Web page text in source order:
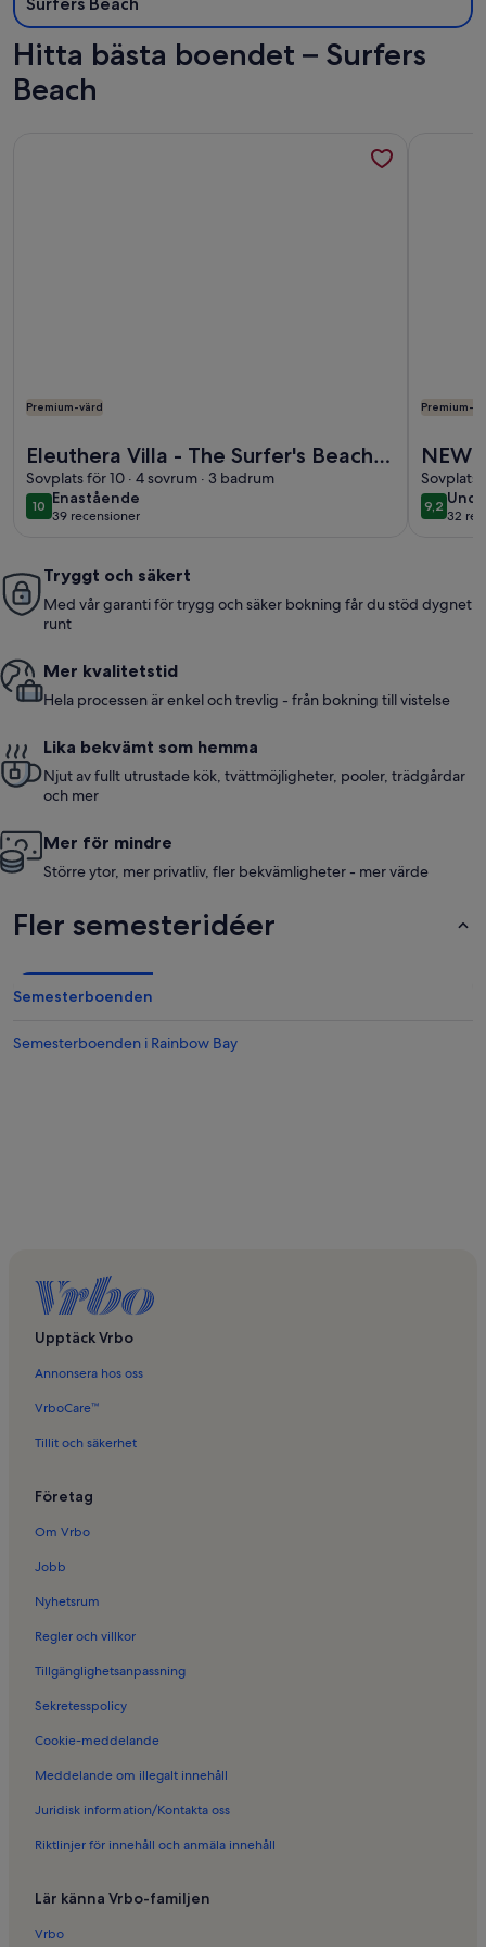
Hitta bästa boendet – Surfers
Beach
Premium-värd
Eleuthera Villa - The Surfer's Beach
Destination!
Sovplats för 10 · 4 sovrum · 3 badrum
1010 av 10
Enastående
enastående
39 recensioner
(39 recensioner)
Premium-
NEW
Sovplats
9,29,2 av 10
32
(32
Tryggt och säkert
Med vår garanti för trygg och säker bokning får du stöd dygnet
runt
Mer kvalitetstid
Hela processen är enkel och trevlig - från bokning till vistelse
Lika bekvämt som hemma
Njut av fullt utrustade kök, tvättmöjligheter, pooler, trädgårdar
och mer
Mer för mindre
Större ytor, mer privatliv, fler bekvämligheter - mer värde
Fler semesteridéer
Semesterboenden
Semesterboenden i Rainbow Bay
Upptäck Vrbo
Annonsera hos oss
VrboCare™
Tillit och säkerhet
Företag
Om Vrbo
Jobb
Nyhetsrum
Regler och villkor
Tillgänglighetsanpassning
Sekretesspolicy
Cookie-meddelande
Meddelande om illegalt innehåll
Juridisk information/Kontakta oss
Riktlinjer för innehåll och anmäla innehåll
Lär känna Vrbo-familjen
Vrbo